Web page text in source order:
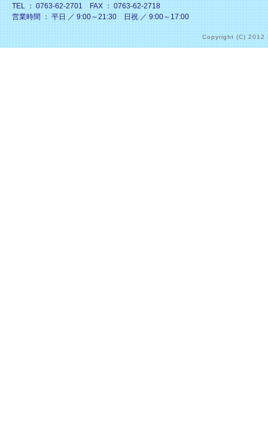
TEL ： 0763-62-2701 FAX ： 0763-62-2718
営業時間 ： 平日 ／ 9:00～21:30 日祝 ／ 9:00～17:00
Copyright (C) 2012